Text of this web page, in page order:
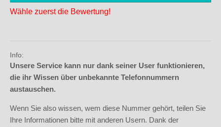
Wähle zuerst die Bewertung!
Info:
Unsere Service kann nur dank seiner User funktionieren,
die ihr Wissen über unbekannte Telefonnummern
austauschen.
Wenn Sie also wissen, wem diese Nummer gehört, teilen Sie
Ihre Informationen bitte mit anderen Usern. Dank der